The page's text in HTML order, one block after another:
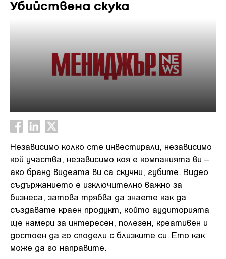
Убийствена скука
Независимо колко сте инвестирали, независимо
кой участва, независимо коя е компанията ви –
ако бранд видеата ви са скучни, губите. Видео
съдържанието е изключително важно за
бизнеса, затова трябва да знаете как да
създавате краен продукт, който аудиторията
ще намери за интересен, полезен, креативен и
достоен да го сподели с близките си. Ето как
може да го направите.